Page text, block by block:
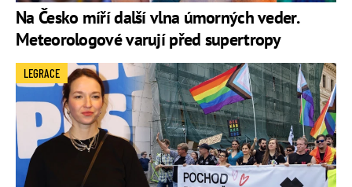
Na Česko míří další vlna úmorných veder.
Meteorologové varují před supertropy
LEGRACE